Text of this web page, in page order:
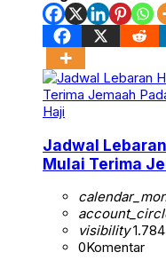
Haji
Jadwal
Mulai Terima
visibility1.784
0Komentar